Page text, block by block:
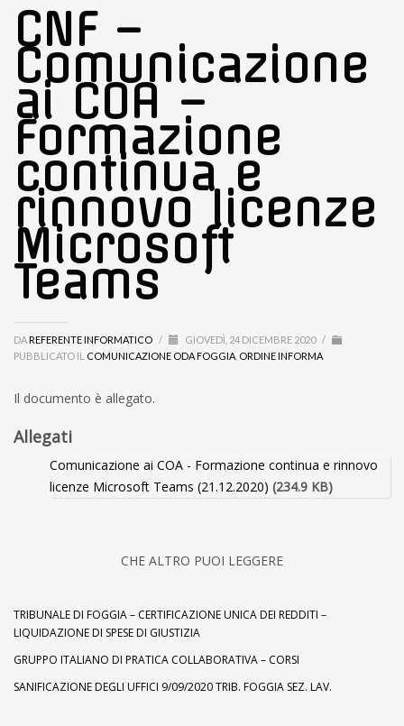
CNF –
Comunicazione
ai COA –
Formazione
continua e
rinnovo licenze
Microsoft
Teams
DA REFERENTE INFORMATICO / GIOVEDÌ, 24 DICEMBRE 2020 /
PUBBLICATO IL COMUNICAZIONE ODA FOGGIA ORDINE INFORMA
Il documento è allegato.
Allegati
Comunicazione ai COA - Formazione continua e rinnovo
licenze Microsoft Teams (21.12.2020) (234.9 KB)
CHE ALTRO PUOI LEGGERE
TRIBUNALE DI FOGGIA – CERTIFICAZIONE UNICA DEI REDDITI –
LIQUIDAZIONE DI SPESE DI GIUSTIZIA
GRUPPO ITALIANO DI PRATICA COLLABORATIVA – CORSI
SANIFICAZIONE DEGLI UFFICI 9/09/2020 TRIB. FOGGIA SEZ. LAV.